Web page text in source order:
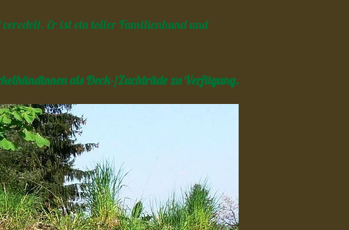
Er ist ein toller Familienhund und
als Deck-/Zuchtrüde zu Verfügung.